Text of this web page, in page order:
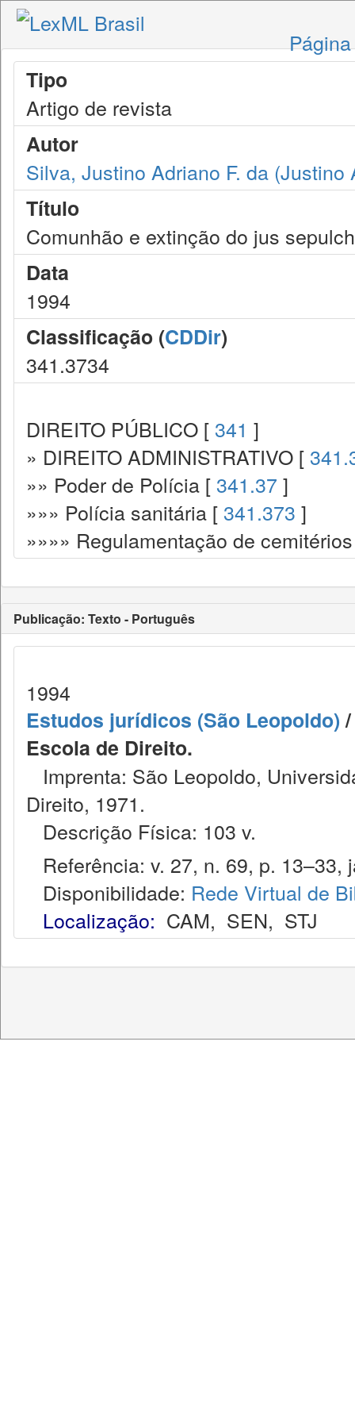
Tipo
Artigo de revista
Autor
Silva, Justino Adriano F. da (Justino
Título
Comunhão e extinção do jus
Data
1994
Classificação (CDDir)
341.3734
DIREITO PÚBLICO [ 341 ]
» DIREITO ADMINISTRATIVO [
»» Poder de Polícia [ 341.37 ]
»»» Polícia sanitária [ 341.373 ]
»»»» Regulamentação de
Publicação: Texto - Português
1994
Estudos jurídicos (São Leopoldo)
Escola de Direito.
Imprenta: São Leopoldo,
Direito, 1971.
Descrição Física: 103 v.
Referência: v. 27, n. 69, p. 13–33,
Disponibilidade: Rede Virtual de
Localização: CAM, SEN, STJ